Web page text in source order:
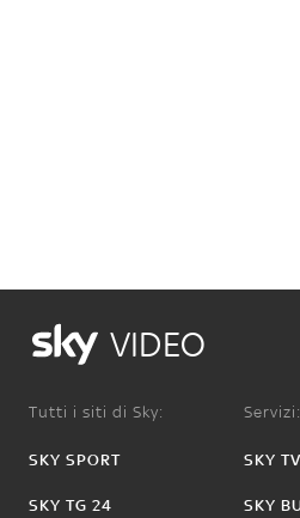
VIDEO
Tutti i siti di Sky:
SKY SPORT
SKY TG 24
Servizi:
SKY TV
SKY